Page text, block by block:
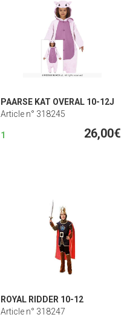
PAARSE KAT OVERAL 10-12J
Article n° 318245
1 26,00€
ROYAL RIDDER 10-12
Article n° 318247